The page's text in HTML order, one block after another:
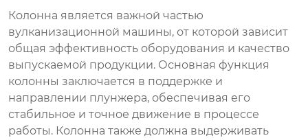
Колонна является важной частью
вулканизационной машины, от которой зависит
общая эффективность оборудования и качество
выпускаемой продукции. Основная функция
колонны заключается в поддержке и
направлении плунжера, обеспечивая его
стабильное и точное движение в процессе
работы. Колонна также должна выдерживать